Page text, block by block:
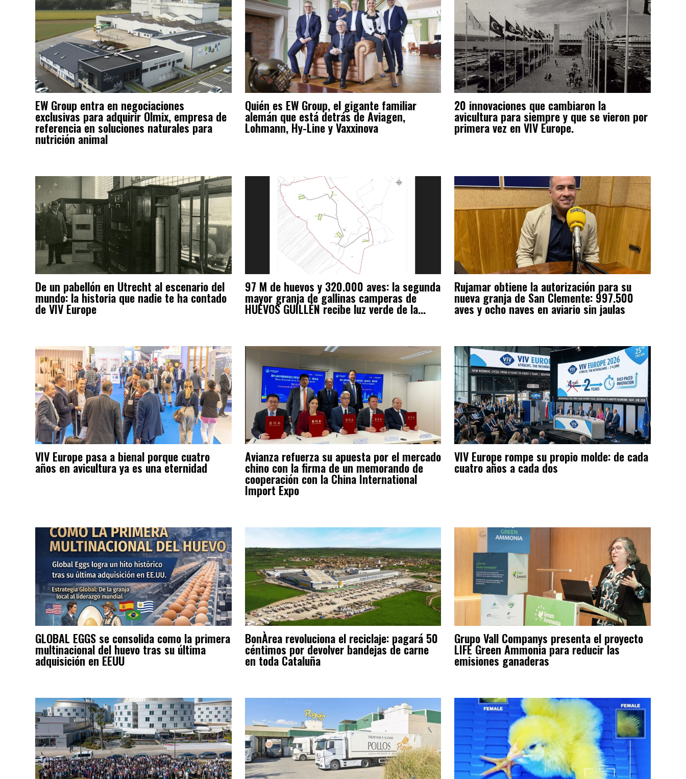
EW Group entra en negociaciones
exclusivas para adquirir Olmix, empresa de
referencia en soluciones naturales para
nutrición animal
Quién es EW Group, el gigante familiar
alemán que está detrás de Aviagen,
Lohmann, Hy-Line y Vaxxinova
20 innovaciones que cambiaron la
avicultura para siempre y que se vieron por
primera vez en VIV Europe.
De un pabellón en Utrecht al escenario del
mundo: la historia que nadie te ha contado
de VIV Europe
97 M de huevos y 320.000 aves: la segunda
mayor granja de gallinas camperas de
HUEVOS GUILLÉN recibe luz verde de la...
Rujamar obtiene la autorización para su
nueva granja de San Clemente: 997.500
aves y ocho naves en aviario sin jaulas
VIV Europe pasa a bienal porque cuatro
años en avicultura ya es una eternidad
Avianza refuerza su apuesta por el mercado
chino con la firma de un memorando de
cooperación con la China International
Import Expo
VIV Europe rompe su propio molde: de cada
cuatro años a cada dos
GLOBAL EGGS se consolida como la primera
multinacional del huevo tras su última
adquisición en EEUU
BonÀrea revoluciona el reciclaje: pagará 50
céntimos por devolver bandejas de carne
en toda Cataluña
Grupo Vall Companys presenta el proyecto
LIFE Green Ammonia para reducir las
emisiones ganaderas